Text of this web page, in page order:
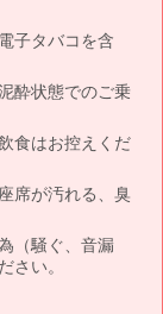
子タバコを含
酔状態でのご乗
食はお控えくだ
席が汚れる、臭
（騒ぐ、音漏
さい。